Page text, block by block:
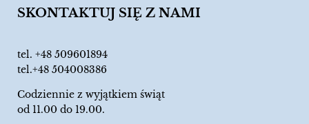
SKONTAKTUJ SIĘ Z NAMI
tel. +48 509601894
tel.+48 504008386
Codziennie z wyjątkiem świąt
od 11.00 do 19.00.